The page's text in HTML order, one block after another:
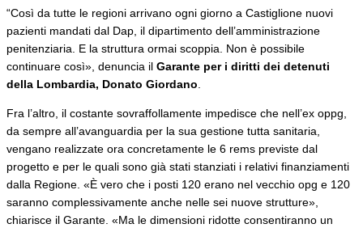
“Così da tutte le regioni arrivano ogni giorno a Castiglione nuovi
pazienti mandati dal Dap, il dipartimento dell’amministrazione
penitenziaria. E la struttura ormai scoppia. Non è possibile
continuare così», denuncia il Garante per i diritti dei detenuti
della Lombardia, Donato Giordano.
Fra l’altro, il costante sovraffollamente impedisce che nell’ex oppg,
da sempre all’avanguardia per la sua gestione tutta sanitaria,
vengano realizzate ora concretamente le 6 rems previste dal
progetto e per le quali sono già stati stanziati i relativi finanziamenti
dalla Regione. «È vero che i posti 120 erano nel vecchio opg e 120
saranno complessivamente anche nelle sei nuove strutture»,
chiarisce il Garante. «Ma le dimensioni ridotte consentiranno un